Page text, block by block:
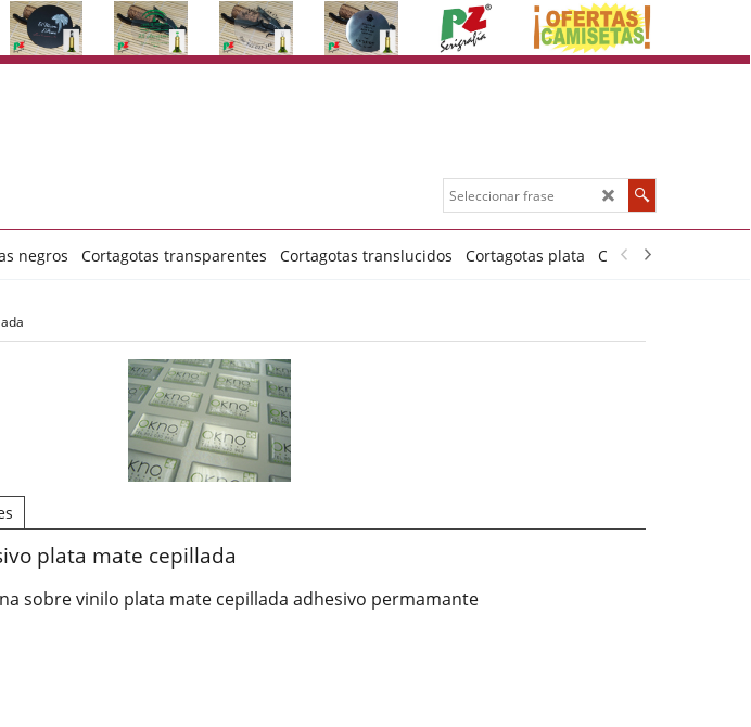
negros Cortagotas transparentes Cortagotas translucidos Cortagotas plata Cortagotas blancos
plata mate cepillada
sobre vinilo plata mate cepillada adhesivo permamante